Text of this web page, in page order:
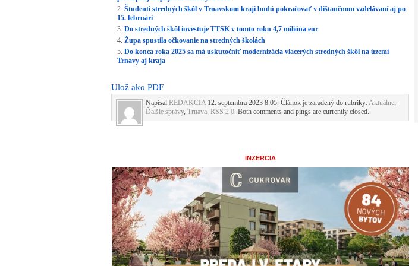
Študenti stredných škôl v Trnavskom kraji budú pokračovať v dištančnom vzdelávaní aj po
15. februári
Do stredných škôl investuje TTSK v tomto roku 4,7 milióna eur
Župa spustila očkovanie na stredných školách
Do konca roka 2025 sa má uskutočniť modernizácia viacerých stredných škôl na území
Trnavy aj kraja
Ulož ako PDF
Napísal REDAKCIA 12. septembra 2023 8:05. Článok je zaradený do rubriky:Aktuálne,
Ďalšie správy, Trnava. RSS 2.0. Both comments and pings are currently closed.
INZERCIA